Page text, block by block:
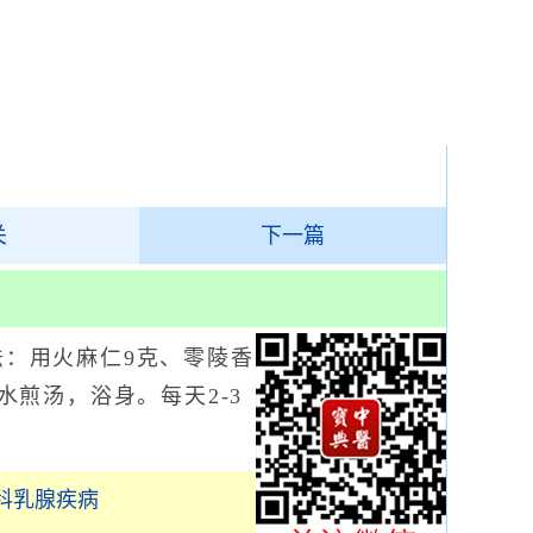
下一篇
火麻仁9克、零陵香
煎汤，浴身。每天2-3
乳腺疾病